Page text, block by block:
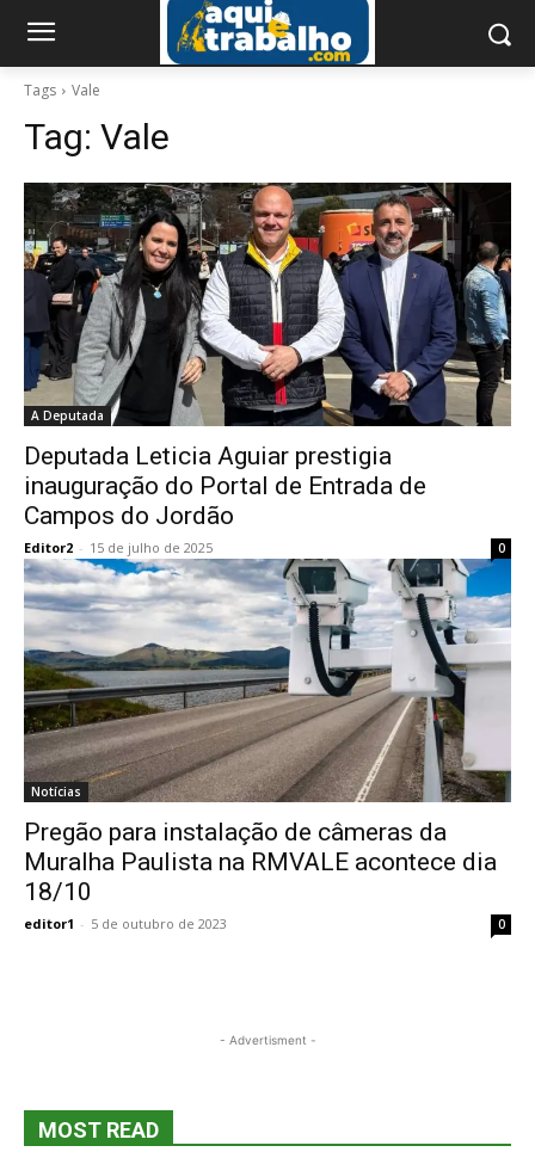
Tags Vale
Tag: Vale
A Deputada
Deputada Leticia Aguiar prestigia
inauguração do Portal de Entrada de
Campos do Jordão
Editor2 - 15 de julho de 2025 0
Notícias
Pregão para instalação de câmeras da
Muralha Paulista na RMVALE acontece dia
18/10
editor1 - 5 de outubro de 2023 0
- Advertisment -
MOST READ